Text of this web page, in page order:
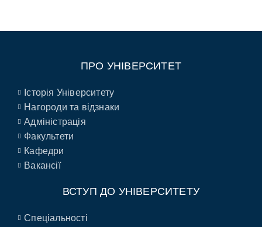
ПРО УНІВЕРСИТЕТ
Історія Університету
Нагороди та відзнаки
Адміністрація
Факультети
Кафедри
Вакансії
ВСТУП ДО УНІВЕРСИТЕТУ
Спеціальності